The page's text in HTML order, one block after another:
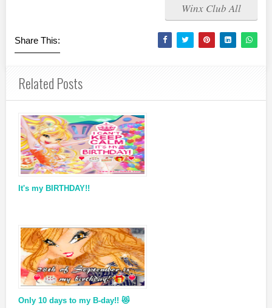
Winx Club All
Share This:
Related Posts
It's my BIRTHDAY!!
Only 10 days to my B-day!! 😻